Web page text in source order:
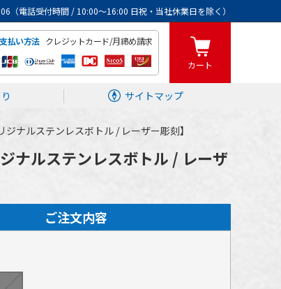
（電話受付時間 / 10:00～16:00 日祝・当社休業日を除く）
払い方法 クレジットカード/月締め請求
カート
サイトマップ
ナルステンレスボトル / レーザー彫刻】
ジナルステンレスボトル / レーザ
ご注文内容